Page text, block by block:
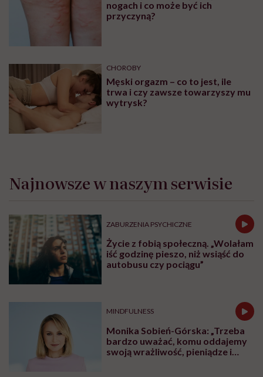
nogach i co może być ich
przyczyną?
CHOROBY
Męski orgazm – co to jest, ile
trwa i czy zawsze towarzyszy mu
wytrysk?
Najnowsze w naszym serwisie
ZABURZENIA PSYCHICZNE
Życie z fobią społeczną. „Wolałam
iść godzinę pieszo, niż wsiąść do
autobusu czy pociągu”
MINDFULNESS
Monika Sobień-Górska: „Trzeba
bardzo uważać, komu oddajemy
swoją wrażliwość, pieniądze i